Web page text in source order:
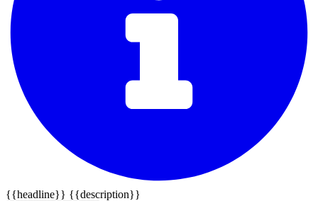
{{headline}} {{description}}